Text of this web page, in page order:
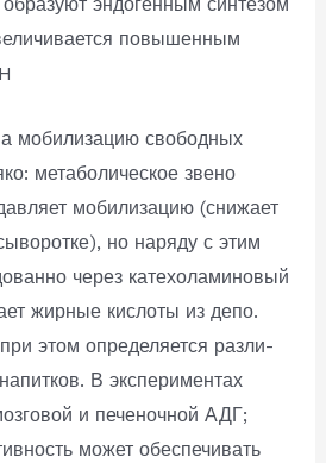
эндогенным синтезом
повышенным
мобилизацию свободных
метаболическое звено
мобилизацию (снижает
но наряду с этим
через катехоламиновый
жирные кислоты из депо.
этом определяется разли­
В экспериментах
и печеночной АДГ;
может обеспечивать